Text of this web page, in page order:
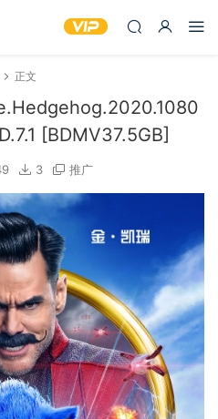
正文
[BDMV37.5GB]
3 推广